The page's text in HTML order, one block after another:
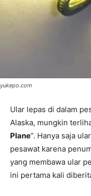
yukepo.com
Ular lepas di dalam
Alaska, mungkin
Plane”. Hanya saja
pesawat karena
yang membawa ular
ini pertama kali